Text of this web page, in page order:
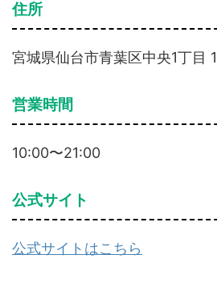
住所
宮城県仙台市青葉区中央1丁目
営業時間
10:00〜21:00
公式サイト
公式サイトはこちら